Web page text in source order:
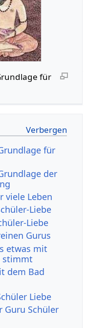
für
für
der
viele Leben
Liebe
Liebe
Gurus
etwas mit
stimmt
dem Bad
Liebe
Guru Schüler